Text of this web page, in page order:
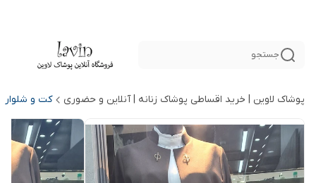
جستجو
پوشاک لاوین | خرید اقساطی پوشاک زنانه | آنلاین و حضوری کت و شلوار